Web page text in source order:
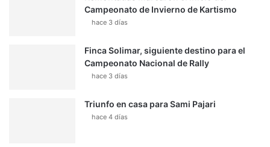
Campeonato de Invierno de Kartismo
hace 3 días
Finca Solimar, siguiente destino para el
Campeonato Nacional de Rally
hace 3 días
Triunfo en casa para Sami Pajari
hace 4 días